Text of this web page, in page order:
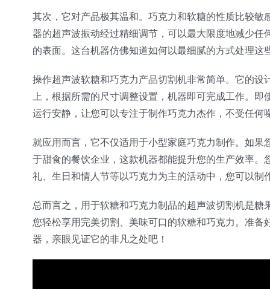
其次，它对产品极其温和。巧克力和软糖的性质比较
器的超声波振动经过精细调节，可以最大限度地减少
的表面。这台机器仿佛知道如何以最细腻的方式处理这
操作超声波软糖和巧克力产品切割机非常简单。它的
上，根据所需的尺寸调整设置，机器即可完成工作。
运行安静，让您可以专注于制作巧克力杰作，不受任何
就应用而言，它不仅适用于小型家庭巧克力制作。如
于甜食的餐饮企业，这款机器都能提升您的生产效率
礼、生日和情人节等以巧克力为主的活动中，您可以
总而言之，用于软糖和巧克力制品的超声波切割机是
您轻松享用完美切割、美味可口的软糖和巧克力。准
器，亲眼见证它的非凡之处吧！